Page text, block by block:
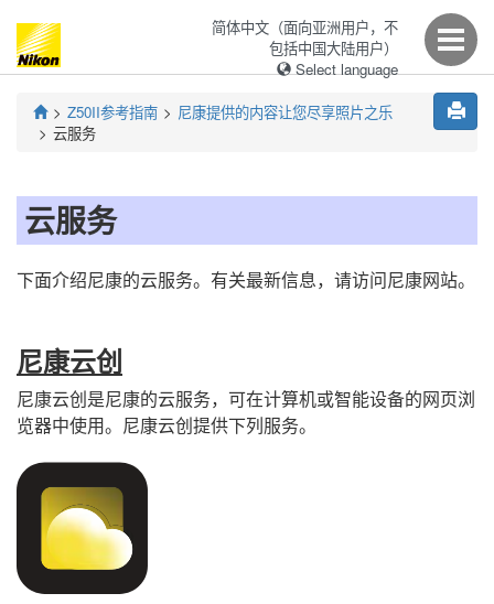
简体中文（面向亚洲用户，不
包括中国大陆用户）
Select language
Z50II参考指南
尼康提供的内容让您尽享照片之乐
云服务
云服务
下面介绍尼康的云服务。有关最新信息，请访问尼康网站。
尼康云创
尼康云创是尼康的云服务，可在计算机或智能设备的网页浏
览器中使用。尼康云创提供下列服务。